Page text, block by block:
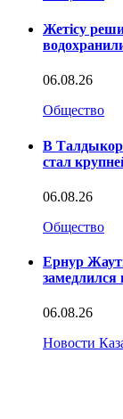
Жетісу
06.08.26
Общество
В
стал
06.08.26
Общество
Ернур
замедлился
06.08.26
Новости